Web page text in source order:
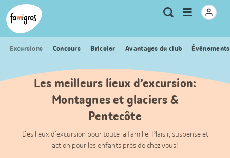
Signets
de
navigation
Header
Logo Métanavigation
RechercheOuvrir
Excursions Concours Bricoler Avantages du club
Les meilleurs lieux d’excursion:
Montagnes et glaciers &
Pentecôte
Des lieux d’excursion pour toute la famille. Plaisir, suspense et
action pour les enfants près de chez vous!